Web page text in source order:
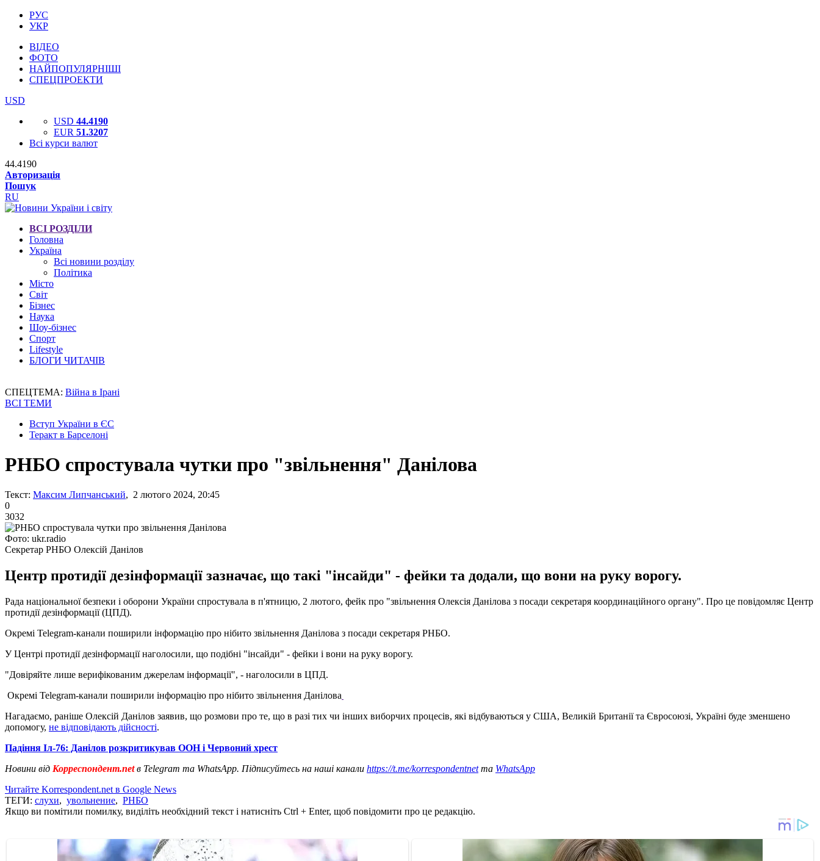
РУС
УКР
ВІДЕО
ФОТО
НАЙПОПУЛЯРНІШІ
СПЕЦПРОЕКТИ
USD
USD 44.4190
EUR 51.3207
Всі курси валют
44.4190
Авторизація
Пошук
RU
ВСІ РОЗДІЛИ
Головна
Україна
Всі новини розділу
Політика
Місто
Світ
Бізнес
Наука
Шоу-бізнес
Спорт
Lifestyle
БЛОГИ ЧИТАЧІВ
СПЕЦТЕМА: Війна в Ірані
ВСІ ТЕМИ
Вступ України в ЄС
Теракт в Барселоні
РНБО спростувала чутки про "звільнення" Данілова
Текст: Максим Липчанський, 2 лютого 2024, 20:45
0
3032
Фото: ukr.radio
Секретар РНБО Олексій Данілов
Центр протидії дезінформації зазначає, що такі "інсайди" - фейки та додали, що вони на руку ворогу.
Рада національної безпеки і оборони України спростувала в п'ятницю, 2 лютого, фейк про "звільнення Олексія Данілова з посади секретаря координаційного органу". Про це повідомляє Центр
протидії дезінформації (ЦПД).
Окремі Telegram-канали поширили інформацію про нібито звільнення Данілова з посади секретаря РНБО.
У Центрі протидії дезінформації наголосили, що подібні "інсайди" - фейки і вони на руку ворогу.
"Довіряйте лише верифікованим джерелам інформації", - наголосили в ЦПД.
Окремі Telegram-канали поширили інформацію про нібито звільнення Данілова
Нагадаємо, раніше Олексій Данілов заявив, що розмови про те, що в разі тих чи інших виборчих процесів, які відбуваються у США, Великій Британії та Євросоюзі, Україні буде зменшено
допомогу, не відповідають дійсності.
Падіння Іл-76: Данілов розкритикував ООН і Червоний хрест
Новини від Корреспондент.netв Telegram та WhatsApp. Підписуйтесь на наші канали https://t.me/korrespondentnetта WhatsApp
Читайте Korrespondent.net в Google News
ТЕГИ: слухи, увольнение, РНБО
Якщо ви помітили помилку, виділіть необхідний текст і натисніть Ctrl + Enter, щоб повідомити про це редакцію.